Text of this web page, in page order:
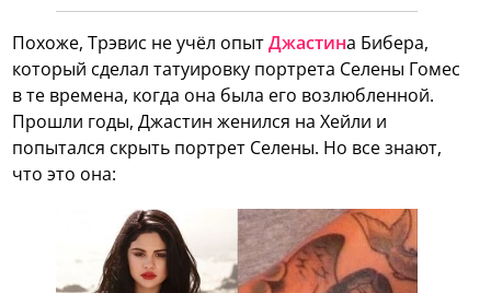
Похоже, Трэвис не учёл опытДжастина Бибера,
который сделал татуировку портрета Селены Гомес
в те времена, когда она была его возлюбленной.
Прошли годы, Джастин женился на Хейли и
попытался скрыть портрет Селены. Но все знают,
что это она: